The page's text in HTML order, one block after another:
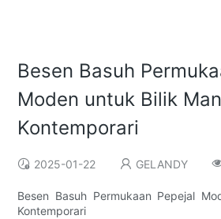
Besen Basuh
Moden untuk Bilik
Kontemporari
2025-01-22 GELANDY
Besen Basuh Permukaan Pepejal
Kontemporari